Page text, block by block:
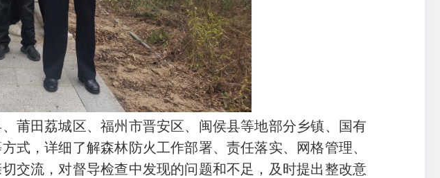
莆田荔城区、福州市晋安区、闽侯县等地部分乡镇、国有
式，详细了解森林防火工作部署、责任落实、网格管理、
交流，对督导检查中发现的问题和不足，及时提出整改意